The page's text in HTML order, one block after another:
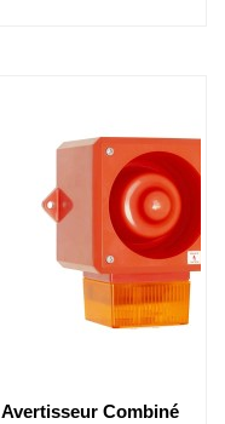
Avertisseur Combiné